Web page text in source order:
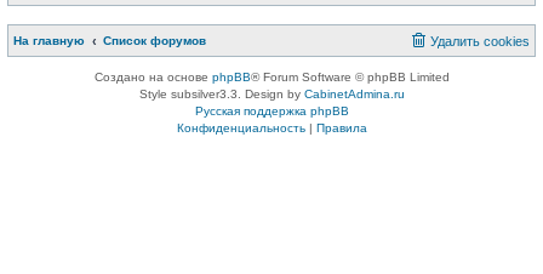
На главную Список форумов Удалить cookies
Создано на основе phpBB® Forum Software © phpBB Limited
Style subsilver3.3. Design by CabinetAdmina.ru
Русская поддержка phpBB
Конфиденциальность| Правила